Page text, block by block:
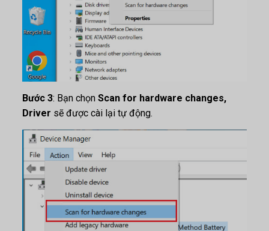
Bước 3: Bạn chọn Scan for hardware changes,
Driver sẽ được cài lại tự động.